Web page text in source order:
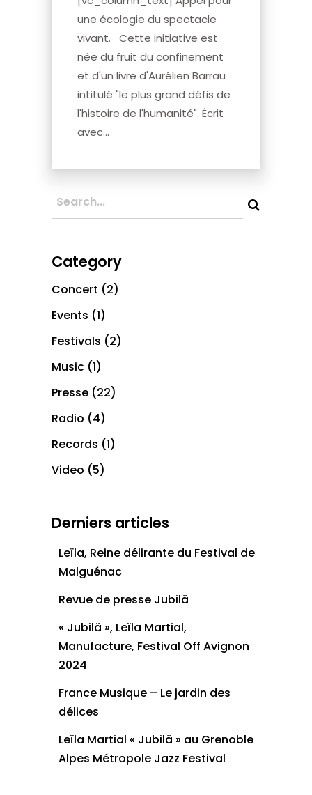
une écologie du spectacle
vivant. Cette initiative est
née du fruit du confinement
et d'un livre d'Aurélien Barrau
intitulé "le plus grand défis de
l'histoire de l'humanité". Écrit
avec...
Category
Concert (2)
Events (1)
Festivals (2)
Music (1)
Presse (22)
Radio (4)
Records (1)
Video (5)
Derniers articles
Leïla, Reine délirante du Festival de
Malguénac
Revue de presse Jubilä
« Jubilä », Leïla Martial,
Manufacture, Festival Off Avignon
2024
France Musique – Le jardin des
délices
Leïla Martial « Jubilä » au Grenoble
Alpes Métropole Jazz Festival